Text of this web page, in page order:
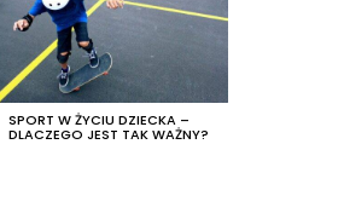
SPORT W ŻYCIU DZIECKA –
DLACZEGO JEST TAK WAŻNY?